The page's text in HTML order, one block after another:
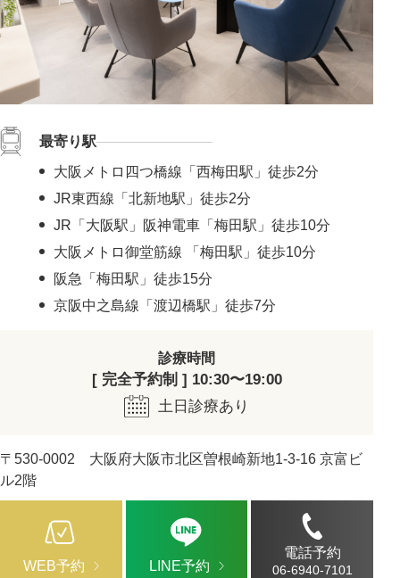
最寄り駅
大阪メトロ四つ橋線「西梅田駅」徒歩2分
JR東西線「北新地駅」徒歩2分
JR「大阪駅」阪神電車「梅田駅」徒歩10分
大阪メトロ御堂筋線 「梅田駅」徒歩10分
阪急「梅田駅」徒歩15分
京阪中之島線「渡辺橋駅」徒歩7分
診療時間
[ 完全予約制 ] 10:30〜19:00
土日診療あり
〒530-0002 大阪府大阪市北区曽根崎新地1-3-16 京富ビ
ル2階
WEB予約 LINE予約
電話予約
06-6940-7101